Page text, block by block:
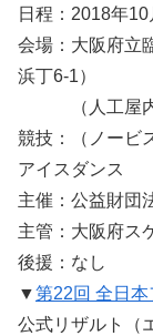
日程：2018年10
会場：大阪府立
浜丁6-1）
（人工屋内リ
競技：（ノービ
アイスダンス
主催：公益財団
主管：大阪府ス
後援：なし
▼第22回 全日
公式リザルト（